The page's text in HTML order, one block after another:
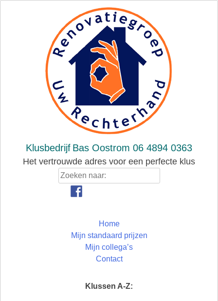
Klusbedrijf Bas Oostrom 06 4894 0363
Het vertrouwde adres voor een perfecte klus
Home
Mijn standaard prijzen
Mijn collega’s
Contact
Klussen A-Z: